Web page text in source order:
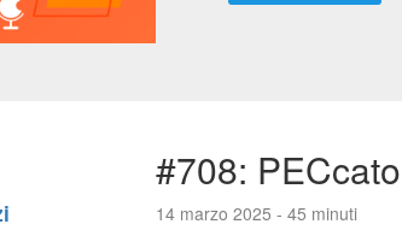
#708: PECcato
14 marzo 2025 - 45 minuti